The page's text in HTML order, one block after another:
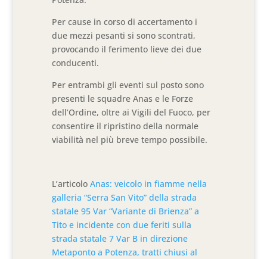
Per cause in corso di accertamento i
due mezzi pesanti si sono scontrati,
provocando il ferimento lieve dei due
conducenti.
Per entrambi gli eventi sul posto sono
presenti le squadre Anas e le Forze
dell’Ordine, oltre ai Vigili del Fuoco, per
consentire il ripristino della normale
viabilità nel più breve tempo possibile.
L’articoloAnas: veicolo in fiamme nella
galleria “Serra San Vito” della strada
statale 95 Var “Variante di Brienza” a
Tito e incidente con due feriti sulla
strada statale 7 Var B in direzione
Metaponto a Potenza, tratti chiusi al